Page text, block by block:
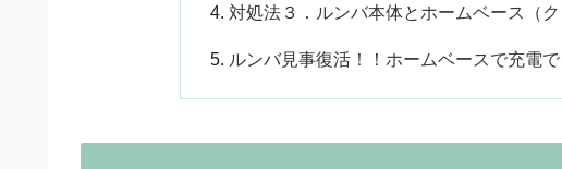
対処法３．ルンバ本体とホームベース（
ルンバ見事復活！！ホームベースで充電で